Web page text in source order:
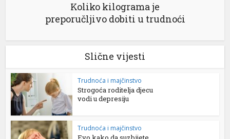
Koliko kilograma je
preporučljivo dobiti u trudnoći
Slične vijesti
Trudnoća i majčinstvo
Strogoća roditelja djecu
vodi u depresiju
Trudnoća i majčinstvo